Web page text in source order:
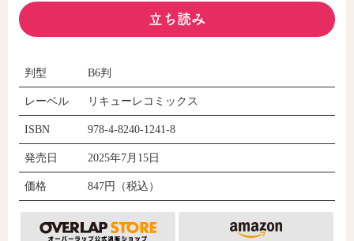
立ち読み
判型 B6判
レーベル リキューレコミックス
ISBN 978-4-8240-1241-8
発売日 2025年7月15日
価格 847円（税込）